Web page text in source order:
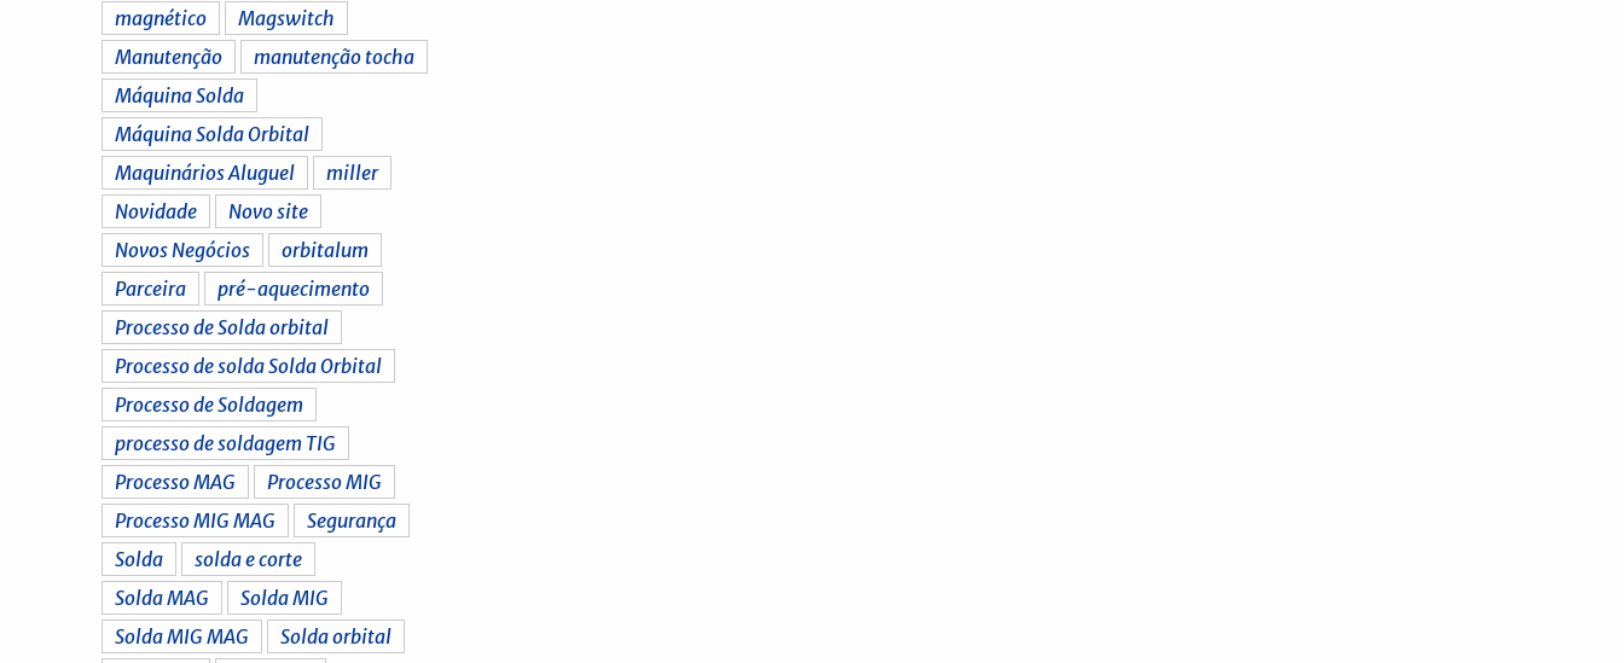
magnético
Magswitch
Manutenção
manutenção tocha
Máquina Solda
Máquina Solda Orbital
Maquinários Aluguel
miller
Novidade
Novo site
Novos Negócios
orbitalum
Parceira
pré-aquecimento
Processo de Solda orbital
Processo de solda Solda Orbital
Processo de Soldagem
processo de soldagem TIG
Processo MAG
Processo MIG
Processo MIG MAG
Segurança
Solda
solda e corte
Solda MAG
Solda MIG
Solda MIG MAG
Solda orbital